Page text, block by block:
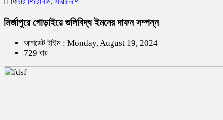
মির্জাপুরে গোড়াইয়ে গুলিবিদ্ধ ইমনের দাফন সম্পন্ন
আপডেট টাইম : Monday, August 19, 2024
729 বার